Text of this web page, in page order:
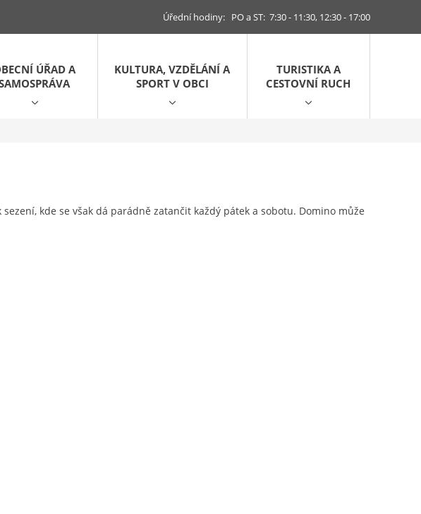
Úřední hodiny: PO a ST: 7:30 - 11:30, 12:30 - 17:00
ÚŘAD A
KULTURA, VZDĚLÁNÍ A
SPORT V OBCI
TURISTIKA A
CESTOVNÍ RUCH
kde se však dá parádně zatančit každý pátek a sobotu. Domino může